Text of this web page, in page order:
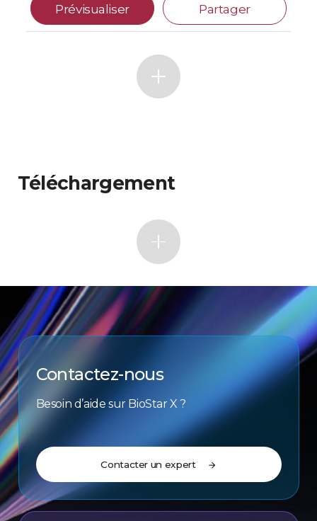
Prévisualiser Partager
Téléchargement
Contactez-nous
Besoin d’aide sur BioStar X ?
Contacter un expert arrow_forward